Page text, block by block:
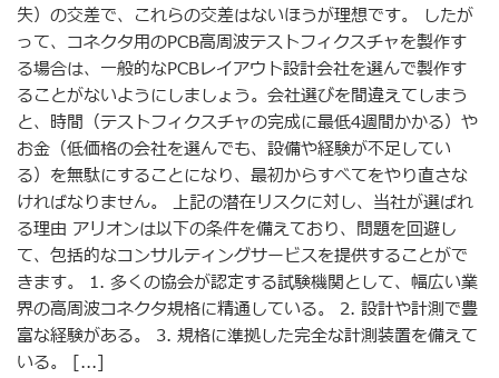
失）の交差で、これらの交差はないほうが理想です。 したが
って、コネクタ用のPCB高周波テストフィクスチャを製作す
る場合は、一般的なPCBレイアウト設計会社を選んで製作す
ることがないようにしましょう。会社選びを間違えてしまう
と、時間（テストフィクスチャの完成に最低4週間かかる）や
お金（低価格の会社を選んでも、設備や経験が不足してい
る）を無駄にすることになり、最初からすべてをやり直さな
ければなりません。 上記の潜在リスクに対し、当社が選ばれ
る理由 アリオンは以下の条件を備えており、問題を回避し
て、包括的なコンサルティングサービスを提供することがで
きます。 1. 多くの協会が認定する試験機関として、幅広い業
界の高周波コネクタ規格に精通している。 2. 設計や計測で豊
富な経験がある。 3. 規格に準拠した完全な計測装置を備えて
いる。 [...]